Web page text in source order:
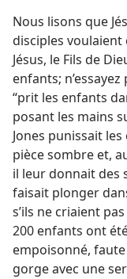
Nous lisons que
disciples voulaient
Jésus, le Fils de
enfants; n’essayez
“prit les enfants
posant les mains
Jones punissait
pièce sombre et,
il leur donnait des
faisait plonger
s’ils ne criaient
200 enfants ont
empoisonné,
gorge avec une